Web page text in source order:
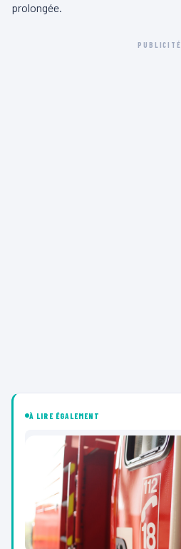
prolongée.
PUBLICITÉ
À LIRE ÉGALEMENT